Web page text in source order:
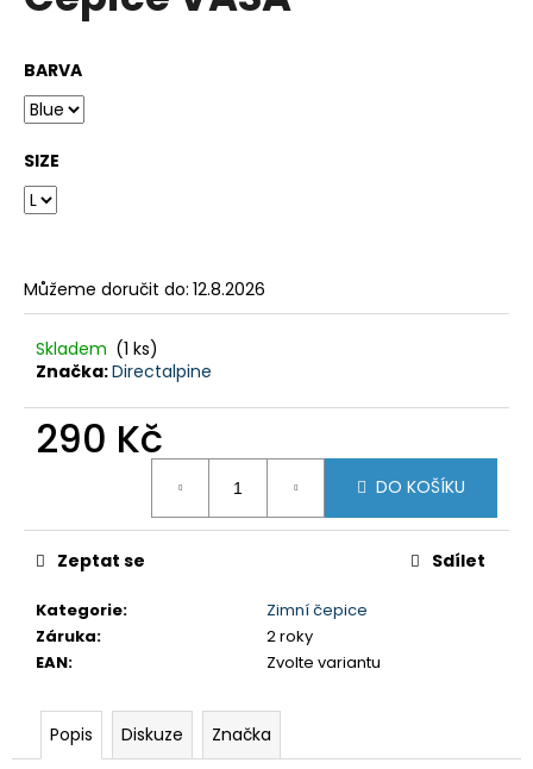
5
hvězdiček.
BARVA
SIZE
Můžeme doručit do: 12.8.2026
Skladem (1 ks)
Značka:Directalpine
290 Kč
DO KOŠÍKU
Kategorie:
Zimní čepice
Záruka:
2 roky
EAN: Zvolte variantu
Zeptat se Sdílet
Popis Diskuze Značka
j
í
t
?
D
o
p
o
č
u
e
m
e
PÁNSKÉ
KRAŤASY